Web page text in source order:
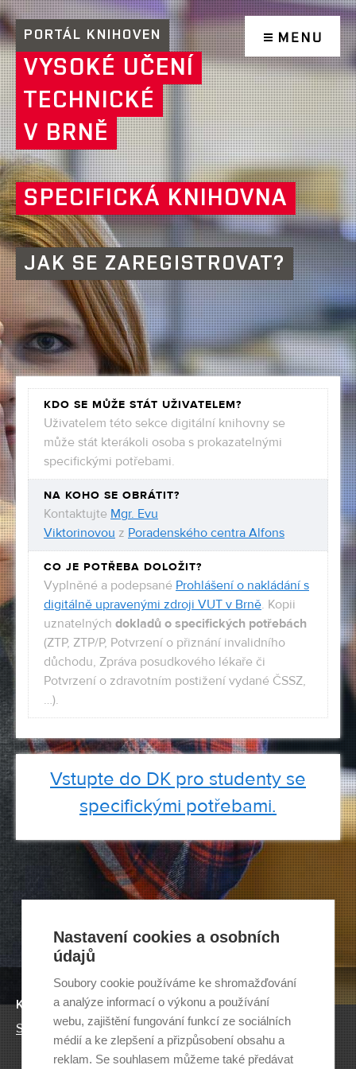
PORTÁL KNIHOVEN
VYSOKÉ UČENÍ
TECHNICKÉ
V BRNĚ
SPECIFICKÁ KNIHOVNA
JAK SE ZAREGISTROVAT?
KDO SE MŮŽE STÁT UŽIVATELEM?
Uživatelem této sekce digitální knihovny se
může stát kterákoli osoba s prokazatelnými
specifickými potřebami.
NA KOHO SE OBRÁTIT?
Kontaktujte Mgr. Evu
Viktorinovou z Poradenského centra Alfons
CO JE POTŘEBA DOLOŽIT?
Vyplněné a podepsané Prohlášení o nakládání s
digitálně upravenými zdroji VUT v Brně. Kopii
uznatelných dokladů o specifických potřebách
(ZTP, ZTP/P, Potvrzení o přiznání invalidního
důchodu, Zpráva posudkového lékaře či
Potvrzení o zdravotním postižení vydané ČSSZ,
…).
Vstupte do DK pro studenty se
specifickými potřebami.
KNIHOVNY VUT
Seznam a kontakty
Nastavení cookies a osobních
údajů
Soubory cookie používáme ke shromažďování
a analýze informací o výkonu a používání
webu, zajištění fungování funkcí ze sociálních
médií a ke zlepšení a přizpůsobení obsahu a
reklam. Se souhlasem můžeme také předávat